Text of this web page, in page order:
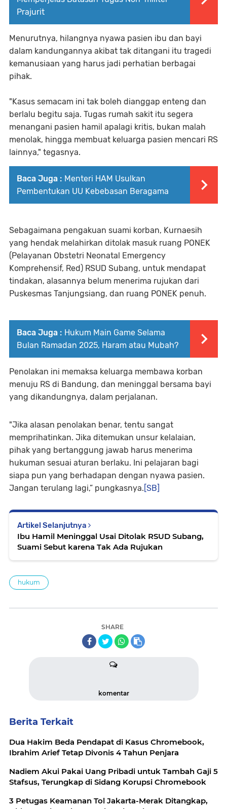
Prajurit
Menurutnya, hilangnya nyawa pasien ibu dan bayi
dalam kandungannya akibat tak ditangani itu tragedi
kemanusiaan yang harus jadi perhatian berbagai
pihak.
"Kasus semacam ini tak boleh dianggap enteng dan
berlalu begitu saja. Tugas rumah sakit itu segera
menangani pasien hamil apalagi kritis, bukan malah
menolak, hingga membuat keluarga pasien mencari RS
lainnya," tegasnya.
Baca Juga : Menteri HAM Usulkan
Pembentukan UU Kebebasan Beragama
Sebagaimana pengakuan suami korban, Kurnaesih
yang hendak melahirkan ditolak masuk ruang PONEK
(Pelayanan Obstetri Neonatal Emergency
Komprehensif, Red) RSUD Subang, untuk mendapat
tindakan, alasannya belum menerima rujukan dari
Puskesmas Tanjungsiang, dan ruang PONEK penuh.
Baca Juga : Hukum Main Game Selama
Bulan Ramadan 2025, Haram atau Mubah?
Penolakan ini memaksa keluarga membawa korban
menuju RS di Bandung, dan meninggal bersama bayi
yang dikandungnya, dalam perjalanan.
"Jika alasan penolakan benar, tentu sangat
memprihatinkan. Jika ditemukan unsur kelalaian,
pihak yang bertanggung jawab harus menerima
hukuman sesuai aturan berlaku. Ini pelajaran bagi
siapa pun yang berhadapan dengan nyawa pasien.
Jangan terulang lagi,” pungkasnya. [SB]
Artikel Selanjutnya
Ibu Hamil Meninggal Usai Ditolak RSUD Subang,
Suami Sebut karena Tak Ada Rujukan
hukum
SHARE
komentar
Berita Terkait
Dua Hakim Beda Pendapat di Kasus Chromebook,
Ibrahim Arief Tetap Divonis 4 Tahun Penjara
Nadiem Akui Pakai Uang Pribadi untuk Tambah Gaji 5
Stafsus, Terungkap di Sidang Korupsi Chromebook
3 Petugas Keamanan Tol Jakarta-Merak Ditangkap,